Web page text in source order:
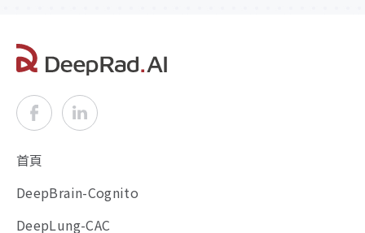
首頁
DeepBrain-Cognito
DeepLung-CAC